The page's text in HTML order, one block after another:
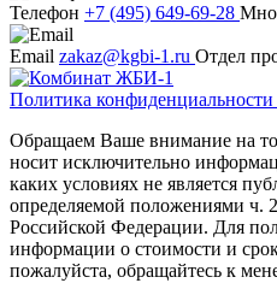
Телефон +7 (495) 649-69-28
Email zakaz@kgbi-1.ru Отдел
Политика конфиденциальности
Обращаем Ваше внимание на
носит исключительно
каких условиях не является
определяемой положениями ч.
Российской Федерации. Для
информации о стоимости и
пожалуйста, обращайтесь к